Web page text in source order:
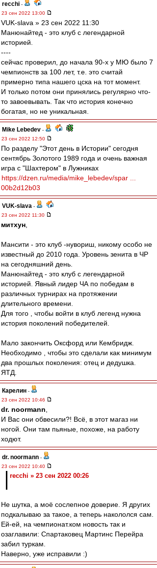
recchi -
23 сен 2022 13:00
VUK-slava » 23 сен 2022 11:30
Манюнайтед - это клуб с легендарной
историей.
----
сейчас проверил, до начала 90-х у МЮ было 7
чемпионств за 100 лет, т.е. это считай
примерно типа нашего цска на тот момент.
И только потом они принялись регулярно что-
то завоевывать. Так что история конечно
богатая, но не уникальная.
Mike Lebedev -
23 сен 2022 12:50
По разделу "Этот день в Истории" сегодня
сентябрь Золотого 1989 года и очень важная
игра с "Шахтером" в Лужниках
https://dzen.ru/media/mike_lebedev/spar ...
00b2d12b03
VUK-slava -
23 сен 2022 11:30
митхун
Мансити - это клуб -нувориш, никому особо не
известный до 2010 года. Уровень зенита в ЧР
на сегодняшний день.
Манюнайтед - это клуб с легендарной
историей. Явный лидер ЧА по победам в
различных турнирах на протяжении
длительного времени.
Для того , чтобы войти в клуб легенд нужна
история поколений победителей.
Мало закончить Оксфорд или Кембридж.
Необходимо , чтобы это сделали как минимум
два прошлых поколения: отец и дедушка.
ЯТД.
Карелин -
23 сен 2022 10:46
dr. noormann
И Вас они обвесили?! Всё, в этот магаз ни
ногой. Они там пьяные, похоже, на работу
ходют.
dr. noormann -
23 сен 2022 10:40
recchi » 23 сен 2022 00:26
Не шутка, а моё сослепное доверие. Я других
подкалываю за такое, а теперь накололся сам.
Ей-ей, на чемпионат.ком новость так и
озаглавили: Спартаковец Мартинс Перейра
забил туркам.
Наверно, уже исправили :)